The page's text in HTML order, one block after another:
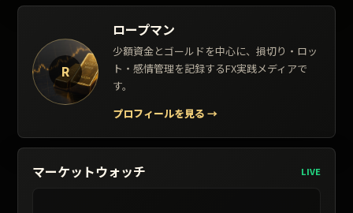
R
ロープマン
少額資金とゴールドを中心に、損切り・ロッ
ト・感情管理を記録するFX実践メディアで
す。
プロフィールを見る →
マーケットウォッチ LIVE